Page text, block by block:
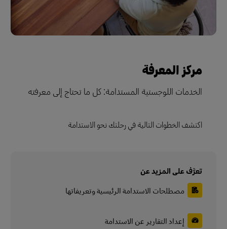
مركز المعرفة
الخدمات اللوجستية المستدامة: كل ما تحتاج إلى معرفته
اكتشف الخطوات التالية في رحلتك نحو الاستدامة
تعرَّف على المزيد عن
مصطلحات الاستدامة الرئيسية وتعريفاتها
إعداد التقارير عن الاستدامة